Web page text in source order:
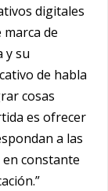
digitales
de
y su
de habla
cosas
es ofrecer
a las
constante